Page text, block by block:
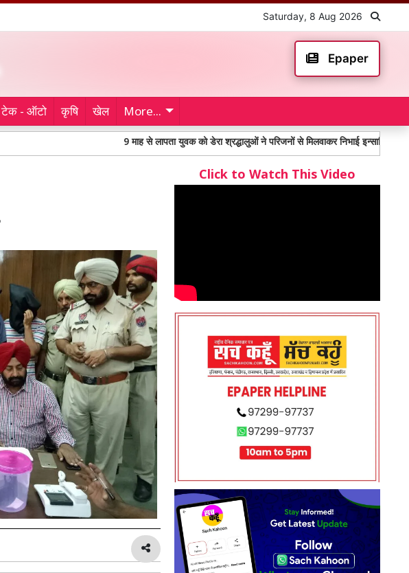
Saturday, 8 Aug 2026
Epaper
टेक - ऑटो कृषि खेल More...
9 माह से लापता युवक को डेरा श्रद्धालुओं ने परिजनों से मिलवाकर निभाई इन्सानियत
Click to Watch This Video